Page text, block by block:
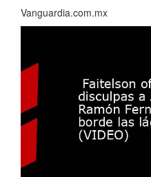
Vanguardia.com.mx